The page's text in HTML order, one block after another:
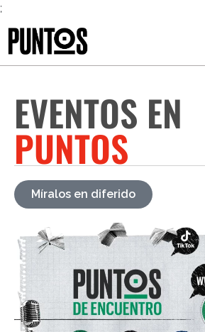
;
EVENTOS EN
PUNTOS
Míralos en diferido